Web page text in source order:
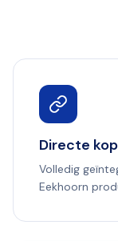
Directe
Volledig
Eekhoorn